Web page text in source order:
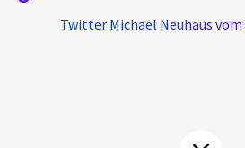
Twitter Michael Neuhaus vom